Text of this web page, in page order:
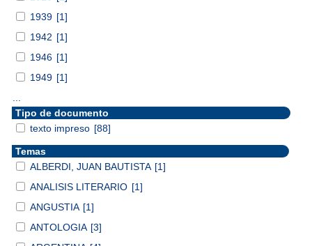
1939 [1]
1942 [1]
1946 [1]
1949 [1]
Tipo de documento
texto impreso [88]
Temas
ALBERDI, JUAN BAUTISTA [1]
ANALISIS LITERARIO [1]
ANGUSTIA [1]
ANTOLOGIA [3]